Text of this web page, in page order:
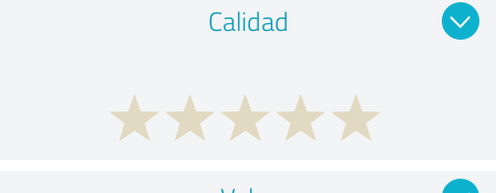
Calidad